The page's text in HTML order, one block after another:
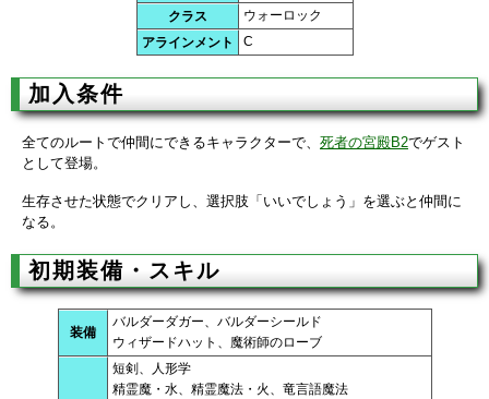
クラス
ウォーロック
アラインメント
C
加入条件
全てのルートで仲間にできるキャラクターで、 死者の宮殿B2でゲスト
として登場。
生存させた状態でクリアし、選択肢「いいでしょう」を選ぶと仲間に
なる。
初期装備・スキル
装備
バルダーダガー、バルダーシールド
ウィザードハット、魔術師のローブ
短剣、人形学
精霊魔・水、精霊魔法・火、竜言語魔法